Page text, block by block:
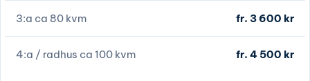
3:a ca 80 kvm fr. 3 600 kr
4:a / radhus ca 100 kvm fr. 4 500 kr